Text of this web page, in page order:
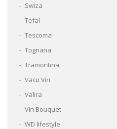
Swiza
Tefal
Tescoma
Tognana
Tramontina
Vacu Vin
Valira
Vin Bouquet
WD lifestyle